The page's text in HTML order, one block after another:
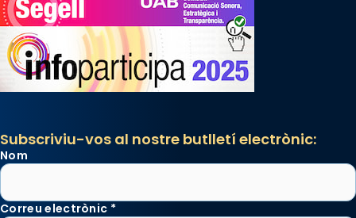
Subscriviu-vos al nostre butlletí electrònic:
Nom
Correu electrònic *